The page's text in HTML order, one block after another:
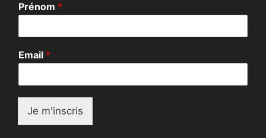
Prénom *
E
m
i
l
Email *
Je m'inscris